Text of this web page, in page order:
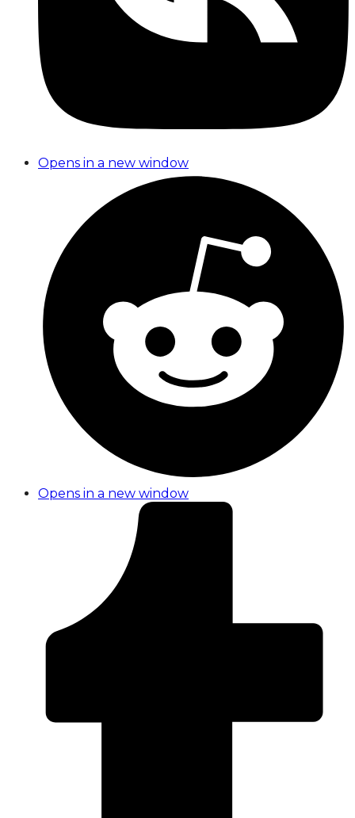
Opens in a new window
Opens in a new window